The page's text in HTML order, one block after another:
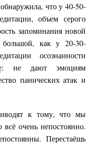
что у 40-50-
объем серого
запоминания новой
как у 20-30-
осознанности
: не дают эмоциям
панических атак и
к тому, что мы
очень непостоянно.
Перестаёшь